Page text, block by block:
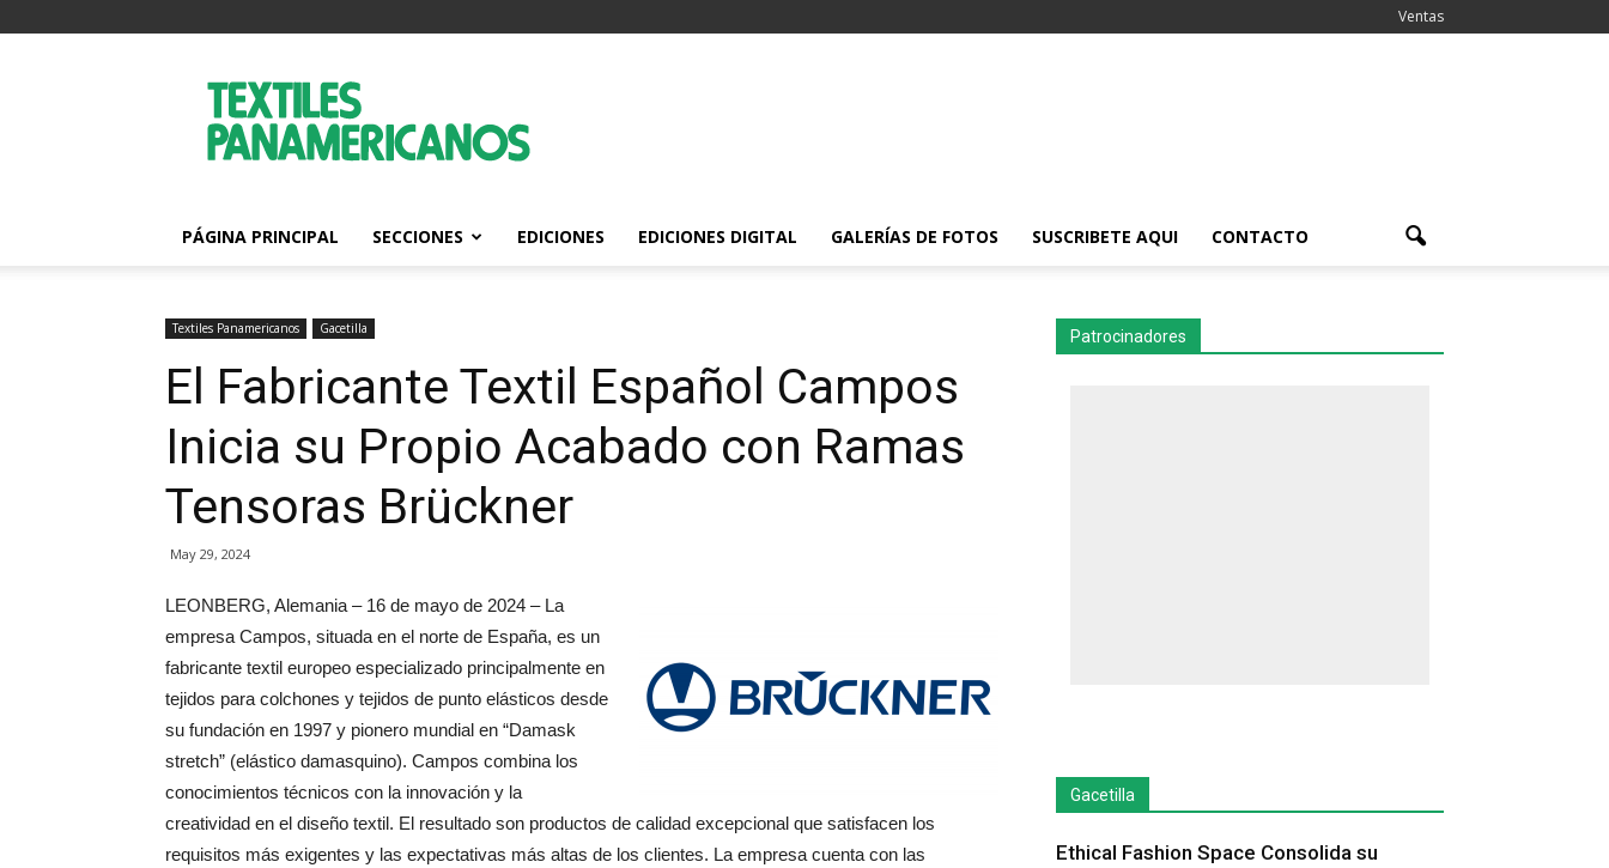
Ventas
Textiles
Panamericanos
PÁGINA PRINCIPAL SECCIONES EDICIONES EDICIONES DIGITAL GALERÍAS DE FOTOS SUSCRIBETE AQUI CONTACTO
Textiles Panamericanos Gacetilla
El Fabricante Textil Español Campos
Inicia su Propio Acabado con Ramas
Tensoras Brückner
May 29, 2024
LEONBERG, Alemania – 16 de mayo de 2024 – La
empresa Campos, situada en el norte de España, es un
fabricante textil europeo especializado principalmente en
tejidos para colchones y tejidos de punto elásticos desde
su fundación en 1997 y pionero mundial en “Damask
stretch” (elástico damasquino). Campos combina los
conocimientos técnicos con la innovación y la
creatividad en el diseño textil. El resultado son productos de calidad excepcional que satisfacen los
requisitos más exigentes y las expectativas más altas de los clientes. La empresa cuenta con las
Patrocinadores
Gacetilla
Ethical Fashion Space Consolida su